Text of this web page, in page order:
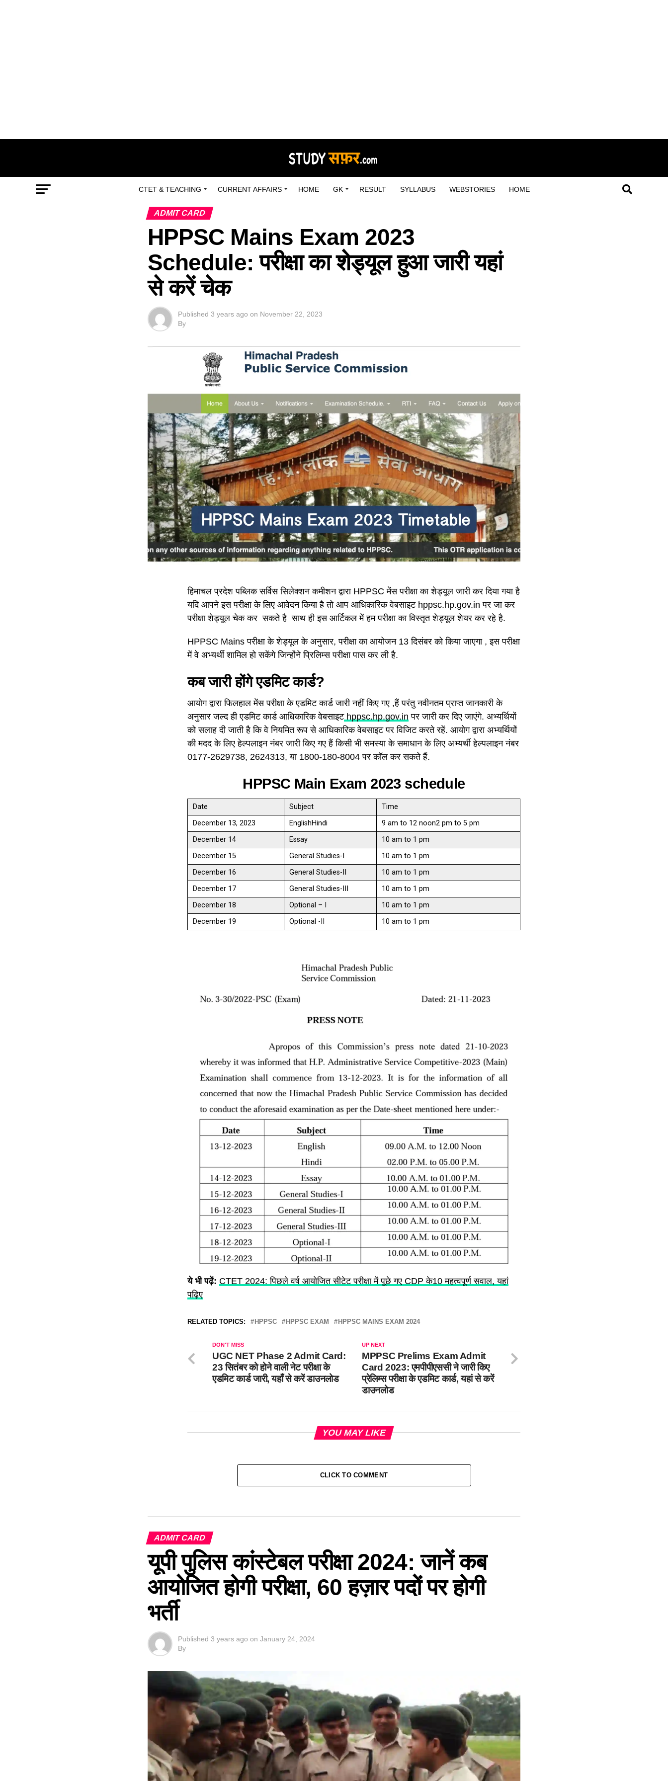
CTET & TEACHING CURRENT AFFAIRS HOME GK RESULT SYLLABUS WEBSTORIES HOME
ADMIT CARD
HPPSC Mains Exam 2023
Schedule: परीक्षा का शेड्यूल हुआ जारी यहां
से करें चेक
Published 3 years ago on November 22, 2023
By
हिमाचल प्रदेश पब्लिक सर्विस सिलेक्शन कमीशन द्वारा HPPSC मेंस परीक्षा का शेड्यूल जारी कर दिया गया है
यदि आपने इस परीक्षा के लिए आवेदन किया है तो आप आधिकारिक वेबसाइट hppsc.hp.gov.in पर जा कर
परीक्षा शेड्यूल चेक कर सकते है साथ ही इस आर्टिकल में हम परीक्षा का विस्तृत शेड्यूल शेयर कर रहे है.
HPPSC Mains परीक्षा के शेड्यूल के अनुसार, परीक्षा का आयोजन 13 दिसंबर को किया जाएगा , इस परीक्षा
में वे अभ्यर्थी शामिल हो सकेंगे जिन्होंने प्रिलिम्स परीक्षा पास कर ली है.
कब जारी होंगे एडमिट कार्ड?
आयोग द्वारा फिलहाल मेंस परीक्षा के एडमिट कार्ड जारी नहीं किए गए ,हैं परंतु नवीनतम प्राप्त जानकारी के
अनुसार जल्द ही एडमिट कार्ड आधिकारिक वेबसाइटhppsc.hp.gov.in पर जारी कर दिए जाएंगे. अभ्यर्थियों
को सलाह दी जाती है कि वे नियमित रूप से आधिकारिक वेबसाइट पर विजिट करते रहें. आयोग द्वारा अभ्यर्थियों
की मदद के लिए हेल्पलाइन नंबर जारी किए गए हैं किसी भी समस्या के समाधान के लिए अभ्यर्थी हेल्पलाइन नंबर
0177-2629738, 2624313, या 1800-180-8004 पर कॉल कर सकते हैं.
HPPSC Main Exam 2023 schedule
Date Subject
Time
December 13, 2023
EnglishHindi
9 am to 12 noon2 pm to 5 pm
December 14
Essay
10 am to 1 pm
December 15
General Studies-I
10 am to 1 pm
December 16
General Studies-II
10 am to 1 pm
December 17
General Studies-III
10 am to 1 pm
December 18
Optional – I
10 am to 1 pm
December 19
Optional -II 10 am to 1 pm
ये भी पढ़ें: CTET 2024: पिछले वर्ष आयोजित सीटेट परीक्षा में पूछे गए CDP के10 महत्वपूर्ण सवाल, यहां
पढ़िए
RELATED TOPICS: HPPSC HPPSC EXAM HPPSC MAINS EXAM 2024
UP NEXT
MPPSC Prelims Exam Admit
Card 2023: एमपीपीएससी ने जारी किए
प्रेलिम्स परीक्षा के एडमिट कार्ड, यहां से करें
डाउनलोड
DON'T MISS
UGC NET Phase 2 Admit Card:
23 सितंबर को होने वाली नेट परीक्षा के
एडमिट कार्ड जारी, यहाँ से करें डाउनलोड
YOU MAY LIKE
CLICK TO COMMENT
ADMIT CARD
यूपी पुलिस कांस्टेबल परीक्षा 2024: जानें कब
आयोजित होगी परीक्षा, 60 हज़ार पदों पर होगी
भर्ती
Published 3 years ago on January 24, 2024
By